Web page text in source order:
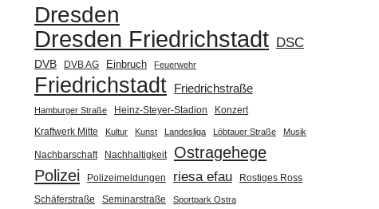
Dresden
Dresden Friedrichstadt DSC
DVB DVB AG Einbruch Feuerwehr
Friedrichstadt Friedrichstraße
Hamburger Straße Heinz-Steyer-Stadion
Konzert
Kraftwerk Mitte
Kultur Kunst Landesliga Löbtauer Straße Musik
Nachbarschaft Nachhaltigkeit
Ostragehege
Polizei
Polizeimeldungen riesa efau Rostiges Ross
Schäferstraße Seminarstraße Sportpark Ostra